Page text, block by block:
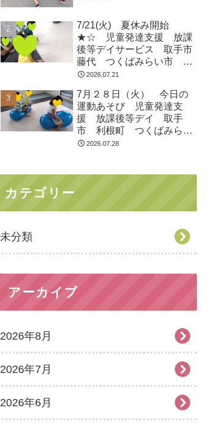
7/21(火) 夏休み開始
★☆ 児童発達支援 放課
後等デイサービス 取手市
藤代 つくばみらい市 龍
ヶ崎2026.07.21
7月２８日（火） 今日の
運動あそび 児童発達支
援 放課後等デイ 取手
市 利根町 つくばみらい
市 2026.07.28
カテゴリー
未分類
アーカイブ
2026年8月
2026年7月
2026年6月